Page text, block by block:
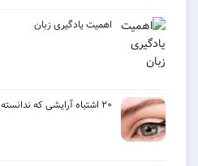
اهمیت یادگیری زبان
۲۰ اشتباه آرایشی که ندانسته مرتکب می شوید